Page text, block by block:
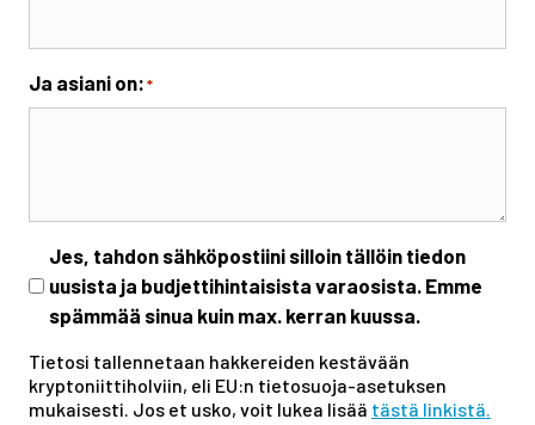
Ja asiani on:*
Uutiskirje
Jes, tahdon sähköpostiini silloin tällöin tiedon
uusista ja budjettihintaisista varaosista. Emme
spämmää sinua kuin max. kerran kuussa.
Tietosi tallennetaan hakkereiden kestävään
kryptoniittiholviin, eli EU:n tietosuoja-asetuksen
mukaisesti. Jos et usko, voit lukea lisää tästä linkistä.